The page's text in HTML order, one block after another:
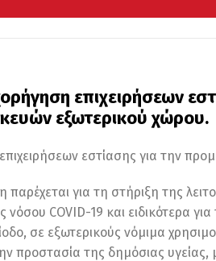
επιχειρήσεων
εξωτερικού χώρου.
εστίασης για την
παρέχεται για τη στήριξη της
νόσου COVID-19 και ειδικότερα
σε εξωτερικούς νόμιμα
προστασία της δημόσιας